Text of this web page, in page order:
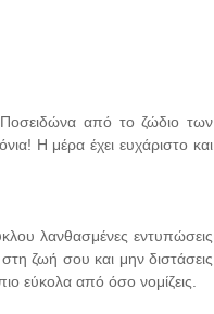
Ποσειδώνα από το ζώδιο των
Η μέρα έχει ευχάριστο και
λανθασμένες εντυπώσεις
ζωή σου και μην διστάσεις
εύκολα από όσο νομίζεις.